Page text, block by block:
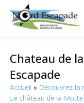
Chateau de
Escapade
Accueil
Découvrez la
Le château de la